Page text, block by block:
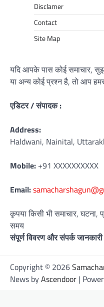
Disclamer
Contact
Site Map
यदि आपके पास कोई समाचार,
या अन्य कोई प्रश्न है, तो आप
एडिटर / संपादक :
Address:
Haldwani, Nainital,
Mobile: +91 XXXXXXXXXX
Email:
कृपया किसी भी समाचार, घटना,
समय
संपूर्ण विवरण और संपर्क
Copyright © 2026
News byAscendoor |